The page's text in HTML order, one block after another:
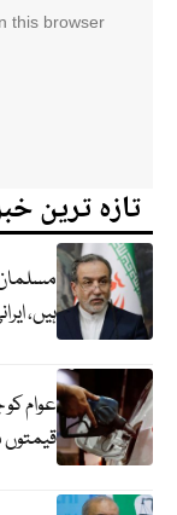
this browser
تازہ ترین
ہیں،
عوام